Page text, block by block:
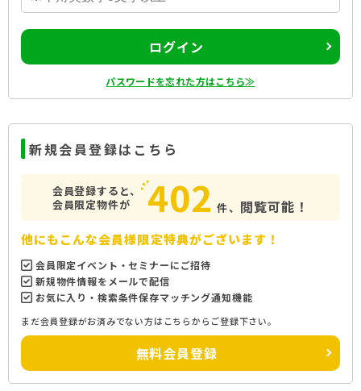
ログイン
パスワードを忘れた方はこちら≫
新規会員登録はこちら
会員登録すると、
会員限定物件が
402 件、 閲覧可能！
他にもこんな会員様限定特典がございます！
会員限定イベント・セミナーにご招待
新規物件情報をメールで配信
お気に入り・検索条件保存マッチング通知機能
まだ会員登録がお済みでない方はこちらからご登録下さい。
無料会員登録